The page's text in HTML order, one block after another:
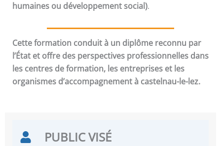
humaines ou développement social).
Cette formation conduit à un diplôme reconnu par
l’État et offre des perspectives professionnelles dans
les centres de formation, les entreprises et les
organismes d’accompagnement à castelnau-le-lez.
PUBLIC VISÉ